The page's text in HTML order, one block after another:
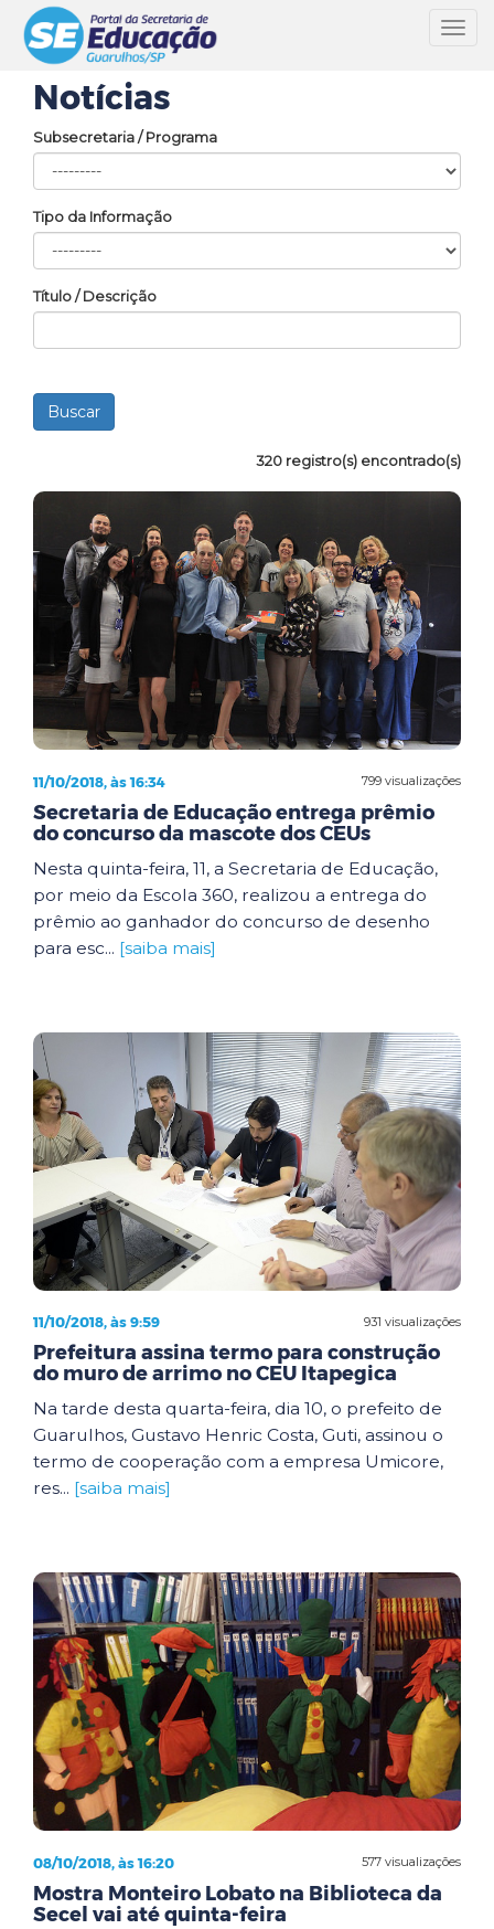
Notícias
Subsecretaria / Programa
Tipo da Informação
Título / Descrição
320 registro(s) encontrado(s)
799 visualizações
11/10/2018, às 16:34
Secretaria de Educação entrega prêmio
do concurso da mascote dos CEUs
Nesta quinta-feira, 11, a Secretaria de Educação,
por meio da Escola 360, realizou a entrega do
prêmio ao ganhador do concurso de desenho
para esc... [saiba mais]
931 visualizações
11/10/2018, às 9:59
Prefeitura assina termo para construção
do muro de arrimo no CEU Itapegica
Na tarde desta quarta-feira, dia 10, o prefeito de
Guarulhos, Gustavo Henric Costa, Guti, assinou o
termo de cooperação com a empresa Umicore,
res... [saiba mais]
577 visualizações
08/10/2018, às 16:20
Mostra Monteiro Lobato na Biblioteca da
Secel vai até quinta-feira